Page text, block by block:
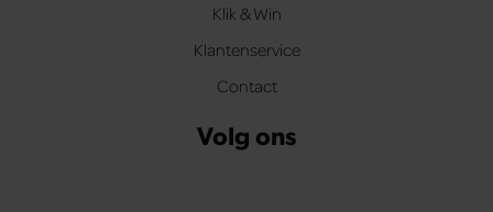
Klik & Win
Klantenservice
Contact
Volg ons